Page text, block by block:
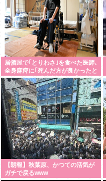
居酒屋で｢とりわさ｣を食べた医師､
全身麻痺に｢死んだ方が良かったと
思っていた｣ 南九州以外で｢鶏刺
し｣を提供する店が増加しているが
果たして安全なのか
【朗報】秋葉原、かつての活気が
ガチで戻るwww